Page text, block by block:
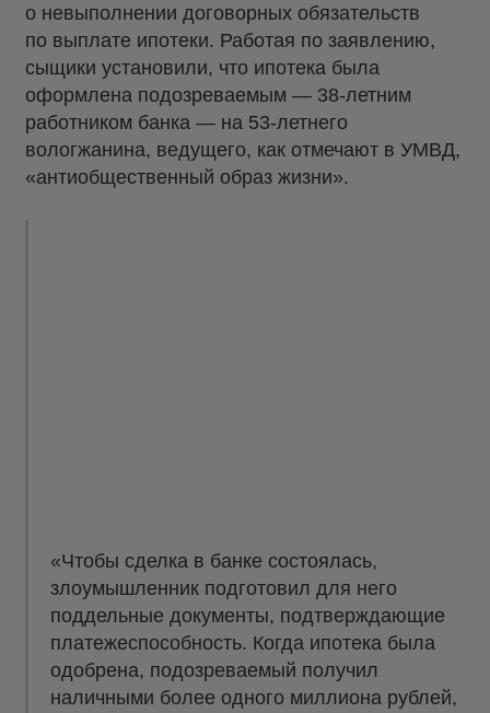
о невыполнении договорных обязательств
по выплате ипотеки. Работая по заявлению,
сыщики установили, что ипотека была
оформлена подозреваемым — 38-летним
работником банка — на 53-летнего
вологжанина, ведущего, как отмечают в УМВД,
«антиобщественный образ жизни».
«Чтобы сделка в банке состоялась,
злоумышленник подготовил для него
поддельные документы, подтверждающие
платежеспособность. Когда ипотека была
одобрена, подозреваемый получил
наличными более одного миллиона рублей,